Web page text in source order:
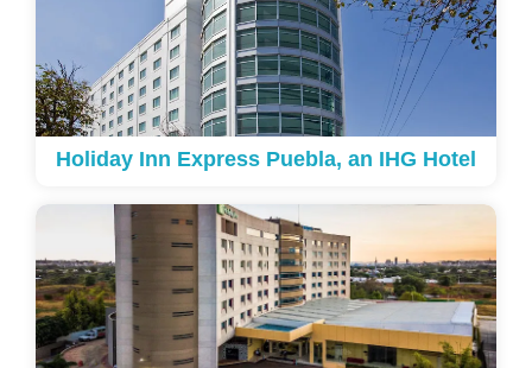
Holiday Inn Express Puebla, an IHG Hotel